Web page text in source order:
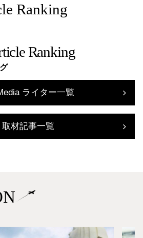
Ranking
Ranking
ライター一覧
取材記事一覧